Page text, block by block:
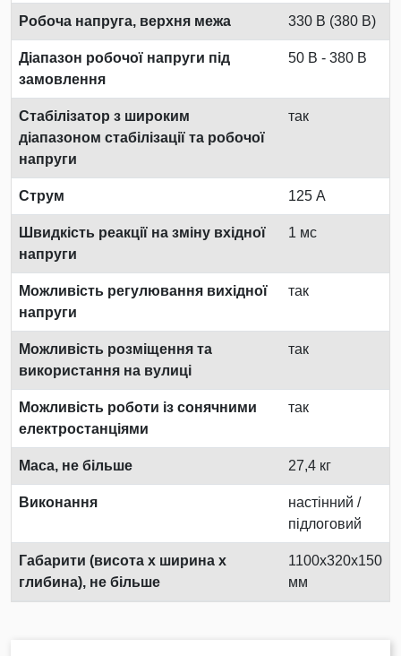
Робоча напруга, верхня межа 330 В (380 В)
Діапазон робочої напруги під
замовлення
50 В - 380 В
Стабілізатор з широким
діапазоном стабілізації та робочої
напруги
так
Струм 125 А
Швидкість реакції на зміну вхідної
напруги
1 мс
Можливість регулювання вихідної
напруги
так
Можливість розміщення та
використання на вулиці
так
Можливість роботи із сонячними
електростанціями
так
Маса, не більше 27,4 кг
Виконання
настінний /
підлоговий
Габарити (висота х ширина х
глибина), не більше
1100х320х150
мм